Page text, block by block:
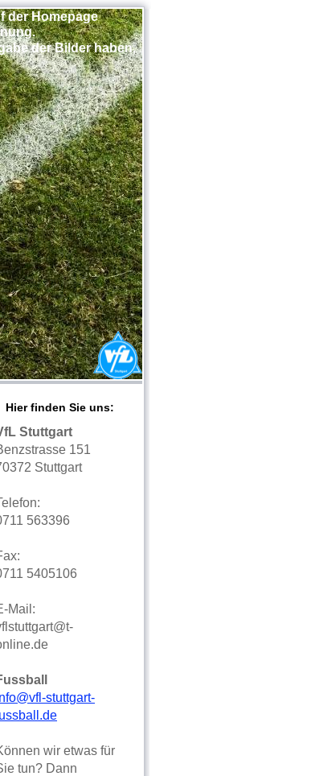
der Homepage
der Bilder haben,
Hier finden Sie uns:
Stuttgart
151
Stuttgart
563396
5405106
Mail:
stuttgart-
wir etwas für
tun? Dann